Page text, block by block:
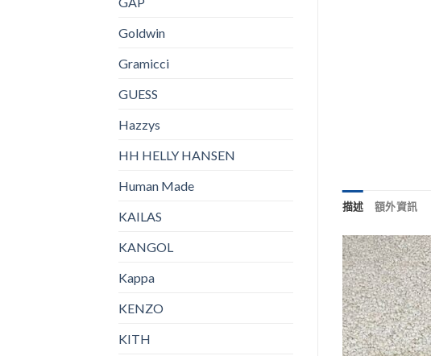
描述 額外資訊
Goldwin
Gramicci
GUESS
Hazzys
HH HELLY HANSEN
Human Made
KAILAS
KANGOL
Kappa
KENZO
KITH